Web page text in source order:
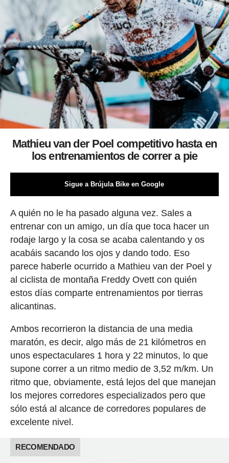
Mathieu van der Poel competitivo hasta en
los entrenamientos de correr a pie
Sigue a Brújula Bike en Google
A quién no le ha pasado alguna vez. Sales a
entrenar con un amigo, un día que toca hacer un
rodaje largo y la cosa se acaba calentando y os
acabáis sacando los ojos y dando todo. Eso
parece haberle ocurrido a Mathieu van der Poel y
al ciclista de montaña Freddy Ovett con quién
estos días comparte entrenamientos por tierras
alicantinas.
Ambos recorrieron la distancia de una media
maratón, es decir, algo más de 21 kilómetros en
unos espectaculares 1 hora y 22 minutos, lo que
supone correr a un ritmo medio de 3,52 m/km. Un
ritmo que, obviamente, está lejos del que manejan
los mejores corredores especializados pero que
sólo está al alcance de corredores populares de
excelente nivel.
RECOMENDADO